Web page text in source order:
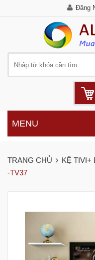
Đăng
MENU
TRANG CHỦ KỆ TIVI+
-TV37